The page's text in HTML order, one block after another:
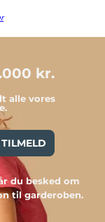
kr.
alle vores
TILMELD
du besked om
til garderoben.